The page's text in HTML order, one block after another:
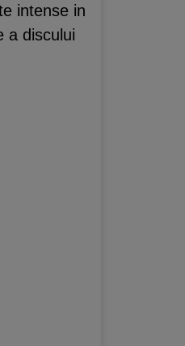
intense in
a discului